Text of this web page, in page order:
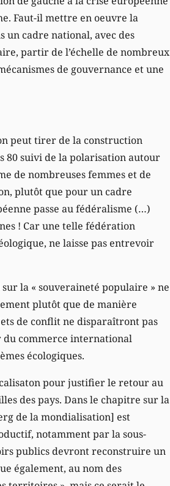
Faut-il mettre en oeuvre la
un cadre national, avec des
partir de l’échelle de nombreux
de gouvernance et une
peut tirer de la construction
80 suivi de la polarisation autour
de nombreuses femmes et de
plutôt que pour un cadre
passe au fédéralisme (…)
! Car une telle fédération
ne laisse pas entrevoir
la « souveraineté populaire » ne
plutôt que de manière
de conflit ne disparaîtront pas
commerce international
écologiques.
pour justifier le retour au
des pays. Dans le chapitre sur la
de la mondialisation] est
notamment par la sous-
publics devront reconstruire un
également, au nom des